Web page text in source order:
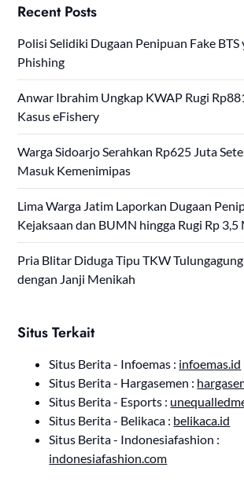
Recent Posts
Polisi Selidiki Dugaan Penipuan Fake BTS
Phishing
Anwar Ibrahim Ungkap KWAP Rugi
Kasus eFishery
Warga Sidoarjo Serahkan Rp625 Juta
Masuk Kemenimipas
Lima Warga Jatim Laporkan Dugaan
Kejaksaan dan BUMN hingga Rugi Rp
Pria Blitar Diduga Tipu TKW
dengan Janji Menikah
Situs Terkait
Situs Berita - Infoemas : infoemas.id
Situs Berita - Hargasemen :
Situs Berita - Esports :
Situs Berita - Belikaca : belikaca.id
Situs Berita - Indonesiafashion :
indonesiafashion.com